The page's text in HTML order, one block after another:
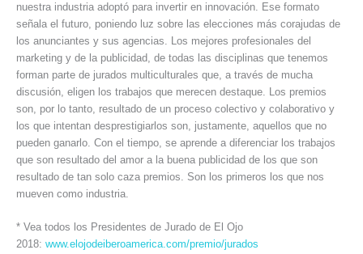
nuestra industria adoptó para invertir en innovación. Ese formato
señala el futuro, poniendo luz sobre las elecciones más corajudas de
los anunciantes y sus agencias. Los mejores profesionales del
marketing y de la publicidad, de todas las disciplinas que tenemos
forman parte de jurados multiculturales que, a través de mucha
discusión, eligen los trabajos que merecen destaque. Los premios
son, por lo tanto, resultado de un proceso colectivo y colaborativo y
los que intentan desprestigiarlos son, justamente, aquellos que no
pueden ganarlo. Con el tiempo, se aprende a diferenciar los trabajos
que son resultado del amor a la buena publicidad de los que son
resultado de tan solo caza premios. Son los primeros los que nos
mueven como industria.
* Vea todos los Presidentes de Jurado de El Ojo
2018: www.elojodeiberoamerica.com/premio/jurados